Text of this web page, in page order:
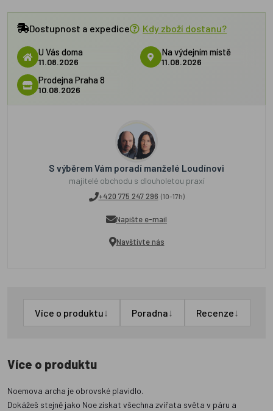
Dostupnost a expedice Kdy zboží dostanu?
U Vás doma
11.08.2026
Na výdejním místě
11.08.2026
Prodejna Praha 8
10.08.2026
S výběrem Vám poradí manželé Loudínovi
majitelé obchodu s dlouholetou praxí
+420 775 247 296 (10-17h)
Napište e-mail
Navštivte nás
Více o produktu↓ Poradna↓ Recenze↓
Více o produktu
Noemova archa je obrovské plavidlo.
Dokážeš stejně jako Noe získat všechna zvířata světa v páru a